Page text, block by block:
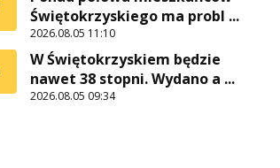
Świętokrzyskiego ma probl ...
2026.08.05 11:10
W Świętokrzyskiem będzie
nawet 38 stopni. Wydano a ...
2026.08.05 09:34